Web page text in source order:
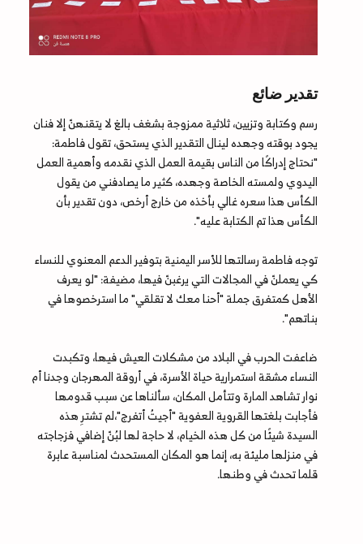
تقدير ضائع
رسم وكتابة وتزيين، ثلاثية ممزوجة بشغف بالغ لا يتقنهنّ إلا فنان
يجود بوقته وجهده لينال التقدير الذي يستحق، تقول فاطمة:
"نحتاج إدراكًا من الناس بقيمة العمل الذي نقدمه وأهمية العمل
اليدوي ولمسته الخاصة وجهده، كثير ما يصادفني من يقول
الكأس هذا سعره غالي بأخذه من خارج أرخص، دون تقدير بأن
الكأس هذا تم الكتابة عليه".
توجه فاطمة رسالتها للأسر اليمنية بتوفير الدعم المعنوي للنساء
كي يعملنّ في المجالات التي يرغبنّ فيها، مضيفة: "لو يعرف
الأهل كمتفرق جملة "أحنا معك لا تقلقي" ما استرخصوها في
بناتهم".
ضاعفت الحرب في البلاد من مشكلات العيش فيها، وتكبدت
النساء مشقة استمرارية حياة الأسرة، في أروقة المهرجان وجدنا أم
نوار تشاهد المارة وتتأمل المكان، سألناها عن سبب قدومها
فأجابت بلغتها القروية العفوية "أجيتُ أتفرج"،لم تشترِ هذه
السيدة شيئًا من كل هذه الخيام، لا حاجة لها لبُنّ إضافي فزجاجته
في منزلها مليئة به، إنما هو المكان المستحدث لمناسبة عابرة
قلما تحدث في وطنها.